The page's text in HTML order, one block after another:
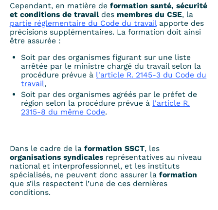
Cependant, en matière de formation santé, sécurité
et conditions de travaildes membres du CSE, la
partie réglementaire du Code du travailapporte des
précisions supplémentaires. La formation doit ainsi
être assurée :
Soit par des organismes figurant sur une liste
arrêtée par le ministre chargé du travail selon la
procédure prévue à l'article R. 2145-3 du Code du
travail,
Soit par des organismes agréés par le préfet de
région selon la procédure prévue à l'article R.
2315-8 du même Code.
Dans le cadre de la formation SSCT, les
organisations syndicalesreprésentatives au niveau
national et interprofessionnel, et les instituts
spécialisés, ne peuvent donc assurer la formation
que s’ils respectent l’une de ces dernières
conditions.